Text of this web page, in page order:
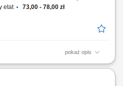
etat
73,00 - 78,00 zł
pokaż opis
usuwanie usterek i przeglądy
Realizacja prac